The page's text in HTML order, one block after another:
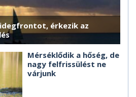
érkezik az
Mérséklődik a hőség, de
nagy felfrissülést ne
várjunk